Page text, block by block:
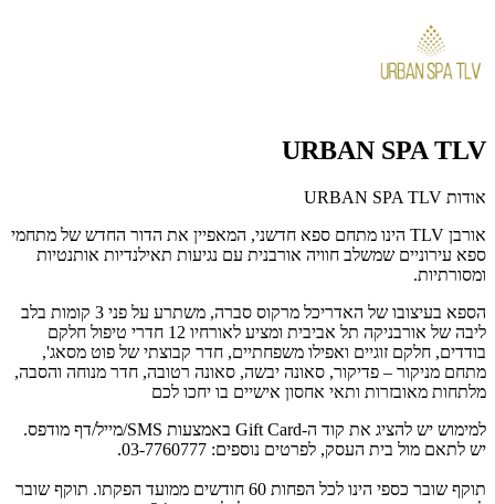
URBAN SPA TLV
אודות URBAN SPA TLV
אורבן TLV הינו מתחם ספא חדשני, המאפיין את הדור החדש של מתחמי
ספא עירוניים שמשלב חוויה אורבנית עם נגיעות תאילנדיות אותנטיות
ומסורתיות.
הספא בעיצובו של האדריכל מרקוס סברה, משתרע על פני 3 קומות בלב
ליבה של אורבניקה תל אביבית ומציע לאורחיו 12 חדרי טיפול חלקם
בודדים, חלקם זוגיים ואפילו משפחתיים, חדר קבוצתי של פוט מסאג',
מתחם מניקור – פדיקור, סאונה יבשה, סאונה רטובה, חדר מנוחה והסבה,
מלתחות מאובזרות ותאי אחסון אישיים בו יחכו לכם
למימוש יש להציג את קוד ה-Gift Card באמצעות SMS/מייל/דף מודפס.
יש לתאם מול בית העסק, לפרטים נוספים: 03-7760777.
תוקף שובר כספי הינו לכל הפחות 60 חודשים ממועד הפקתו. תוקף שובר